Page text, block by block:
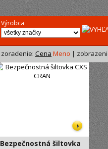
Výrobca
zoradenie: Cena Meno |
Bezpečnostná šiltovka